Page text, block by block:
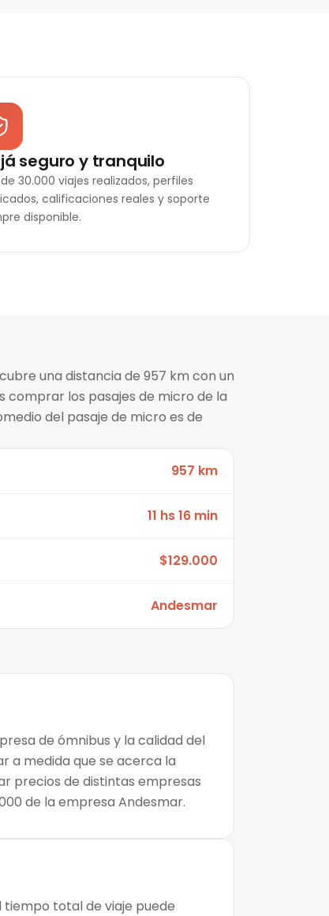
seguro y tranquilo
30.000 viajes realizados, perfiles
calificaciones reales y soporte
disponible.
una distancia de 957 km con un
comprar los pasajes de micro de la
del pasaje de micro es de
957 km
11 hs 16 min
$129.000
Andesmar
de ómnibus y la calidad del
a medida que se acerca la
precios de distintas empresas
de la empresa Andesmar.
tiempo total de viaje puede